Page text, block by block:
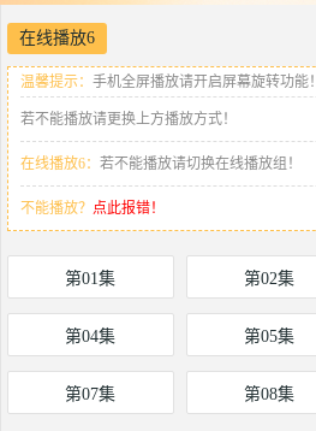
在线播放6
温馨提示： 手机全屏播放请开启屏幕旋转功能！
若不能播放请更换上方播放方式！
在线播放6： 若不能播放请切换在线播放组！
不能播放？ 点此报错！
第01集 第02集
第04集 第05集
第07集 第08集